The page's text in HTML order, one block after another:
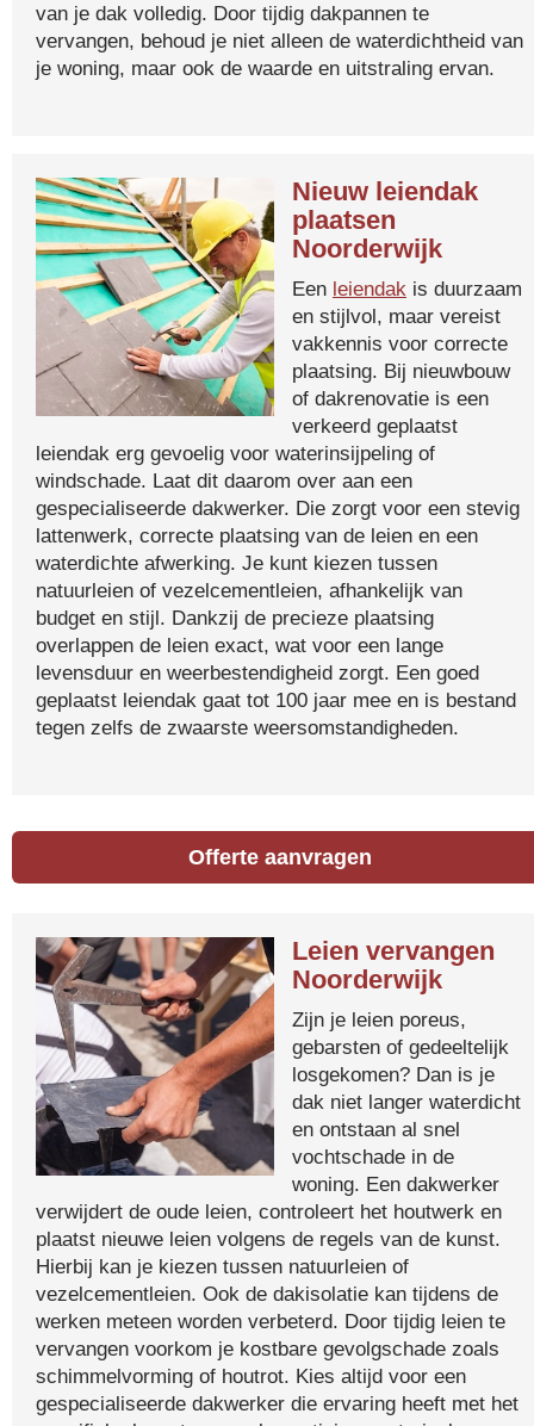
van je dak volledig. Door tijdig dakpannen te
vervangen, behoud je niet alleen de waterdichtheid van
je woning, maar ook de waarde en uitstraling ervan.
Nieuw leiendak
plaatsen
Noorderwijk
Een leiendak is duurzaam
en stijlvol, maar vereist
vakkennis voor correcte
plaatsing. Bij nieuwbouw
of dakrenovatie is een
verkeerd geplaatst
leiendak erg gevoelig voor waterinsijpeling of
windschade. Laat dit daarom over aan een
gespecialiseerde dakwerker. Die zorgt voor een stevig
lattenwerk, correcte plaatsing van de leien en een
waterdichte afwerking. Je kunt kiezen tussen
natuurleien of vezelcementleien, afhankelijk van
budget en stijl. Dankzij de precieze plaatsing
overlappen de leien exact, wat voor een lange
levensduur en weerbestendigheid zorgt. Een goed
geplaatst leiendak gaat tot 100 jaar mee en is bestand
tegen zelfs de zwaarste weersomstandigheden.
Offerte aanvragen
Leien vervangen
Noorderwijk
Zijn je leien poreus,
gebarsten of gedeeltelijk
losgekomen? Dan is je
dak niet langer waterdicht
en ontstaan al snel
vochtschade in de
woning. Een dakwerker
verwijdert de oude leien, controleert het houtwerk en
plaatst nieuwe leien volgens de regels van de kunst.
Hierbij kan je kiezen tussen natuurleien of
vezelcementleien. Ook de dakisolatie kan tijdens de
werken meteen worden verbeterd. Door tijdig leien te
vervangen voorkom je kostbare gevolgschade zoals
schimmelvorming of houtrot. Kies altijd voor een
gespecialiseerde dakwerker die ervaring heeft met het